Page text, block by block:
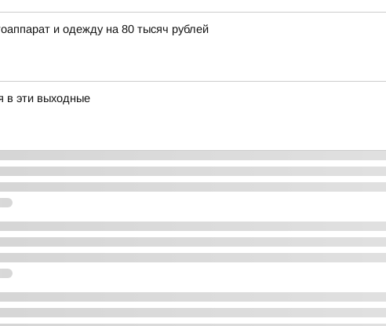
и одежду на 80 тысяч рублей
в эти выходные